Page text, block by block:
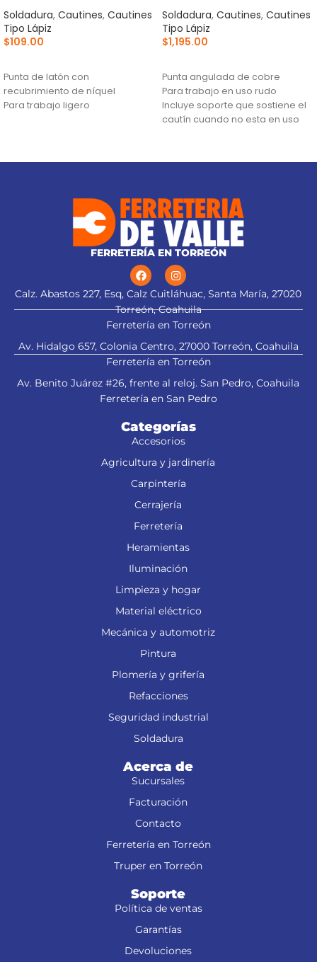
Soldadura, Cautines, Cautines
Tipo Lápiz
$109.00
Punta de latón con
recubrimiento de níquel
Para trabajo ligero
Soldadura, Cautines, Cautines
Tipo Lápiz
$1,195.00
Punta angulada de cobre
Para trabajo en uso rudo
Incluye soporte que sostiene el
cautín cuando no esta en uso
FERRETERÍA EN TORREÓN
Calz. Abastos 227, Esq, Calz Cuitláhuac, Santa María, 27020
Torreón, Coahuila
Ferretería en Torreón
Av. Hidalgo 657, Colonia Centro, 27000 Torreón, Coahuila
Ferretería en Torreón
Av. Benito Juárez #26, frente al reloj. San Pedro, Coahuila
Ferretería en San Pedro
Categorías
Accesorios
Agricultura y jardinería
Carpintería
Cerrajería
Ferretería
Heramientas
Iluminación
Limpieza y hogar
Material eléctrico
Mecánica y automotriz
Pintura
Plomería y grifería
Refacciones
Seguridad industrial
Soldadura
Acerca de
Sucursales
Facturación
Contacto
Ferretería en Torreón
Truper en Torreón
Soporte
Política de ventas
Garantías
Devoluciones